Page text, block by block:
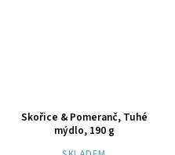
Skořice & Pomeranč, Tuhé
mýdlo, 190 g